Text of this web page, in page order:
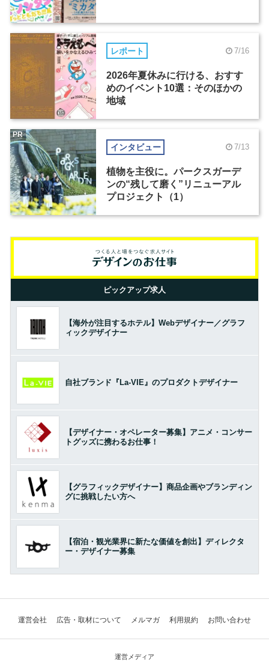
レポート 7/16
2026年夏休みに行ける、おすす
めのイベント10選：そのほかの
地域
インタビュー 7/13
植物を主役に。パークスガーデ
ンの“残して磨く”リニューアル
プロジェクト（1）
PR
ピックアップ求人
【海外が注目するホテル】Webデザイナー／グラフ
ィックデザイナー
自社ブランド『La-VIE』のプロダクトデザイナー
【デザイナー・オペレーター募集】アニメ・コンサー
トグッズに携わるお仕事！
【グラフィックデザイナー】商品企画やブランディン
グに挑戦したい方へ
【宿泊・観光業界に新たな価値を創出】ディレクタ
ー・デザイナー募集
運営会社 広告・取材について メルマガ 利用規約 お問い合わせ
運営メディア